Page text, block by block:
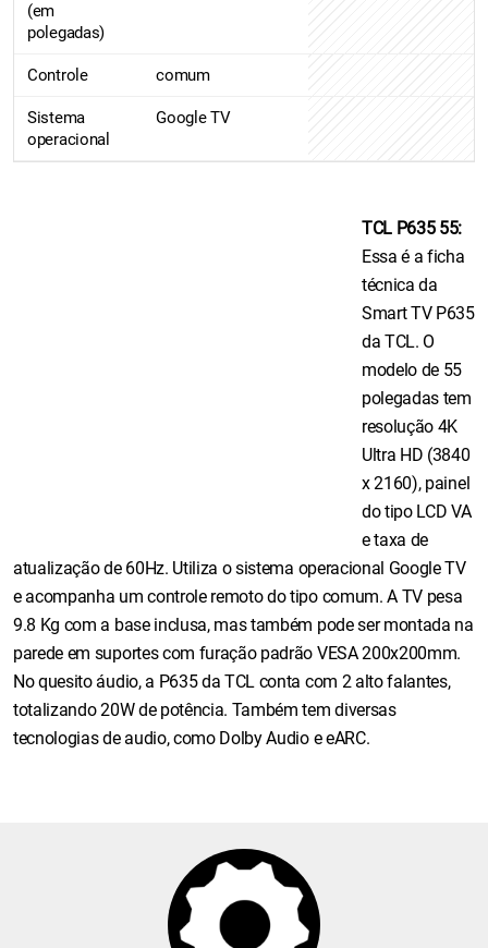
(em
polegadas)
Controle comum
Sistema
operacional
Google TV
TCL P635 55:
Essa é a ficha
técnica da
Smart TV P635
da TCL. O
modelo de 55
polegadas tem
resolução 4K
Ultra HD (3840
x 2160), painel
do tipo LCD VA
e taxa de
atualização de 60Hz. Utiliza o sistema operacional Google TV
e acompanha um controle remoto do tipo comum. A TV pesa
9.8 Kg com a base inclusa, mas também pode ser montada na
parede em suportes com furação padrão VESA 200x200mm.
No quesito áudio, a P635 da TCL conta com 2 alto falantes,
totalizando 20W de potência. Também tem diversas
tecnologias de audio, como Dolby Audio e eARC.